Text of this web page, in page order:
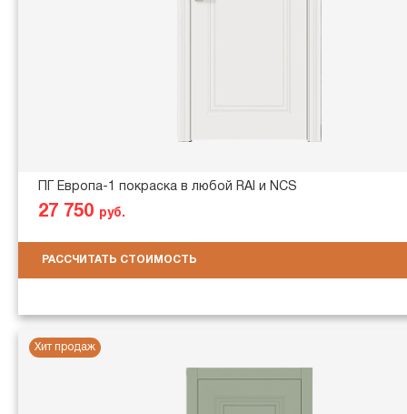
ПГ Европа-1 покраска в любой RAl и NCS
27 750 руб.
РАССЧИТАТЬ СТОИМОСТЬ
Хит продаж